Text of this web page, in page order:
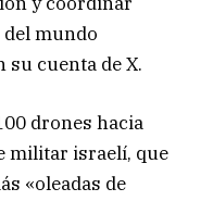
mundo
su cuenta de X.
drones hacia
militar israelí, que
«oleadas de